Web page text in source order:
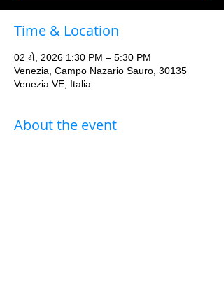
Time & Location
02 મે, 2026 1:30 PM – 5:30 PM
Venezia, Campo Nazario Sauro, 30135
Venezia VE, Italia
About the event